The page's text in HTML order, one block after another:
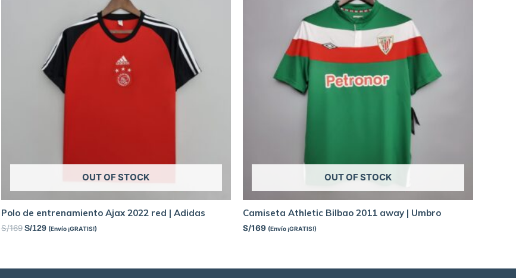
OUT OF STOCK
Polo de entrenamiento Ajax 2022 red | Adidas
S/169 S/129 (Envío ¡GRATIS!)
OUT OF STOCK
Camiseta Athletic Bilbao 2011 away | Umbro
S/169 (Envío ¡GRATIS!)